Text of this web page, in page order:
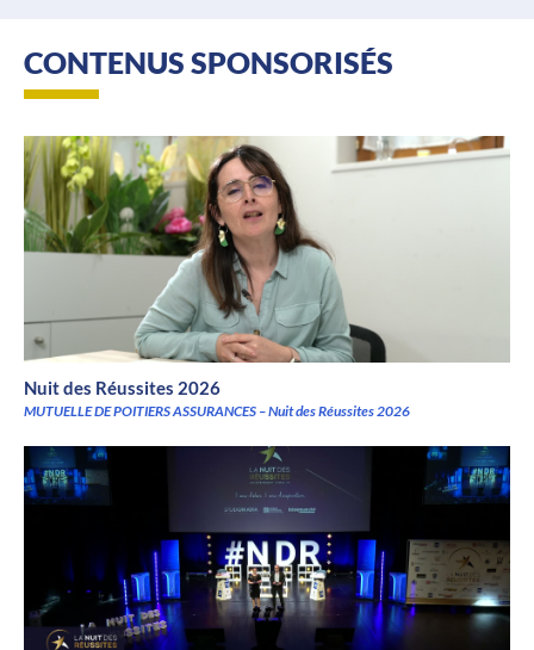
CONTENUS SPONSORISÉS
Nuit des Réussites 2026
MUTUELLE DE POITIERS ASSURANCES – Nuit des Réussites 2026